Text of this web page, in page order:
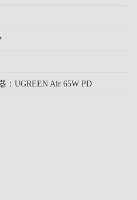
：UGREEN Air 65W PD